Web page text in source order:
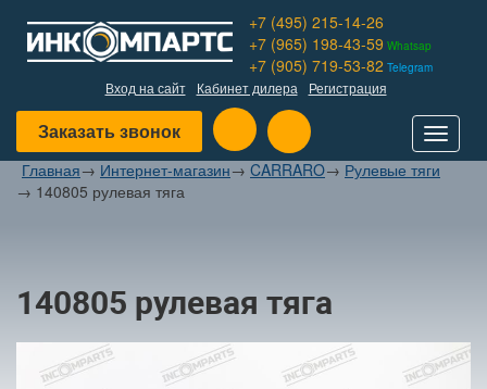
+7 (495) 215-14-26
+7 (965) 198-43-59 Whatsap
+7 (905) 719-53-82 Telegram
Вход на сайт Кабинет дилера Регистрация
Заказать звонок
Toggle
Главная→ Интернет-магазин→ CARRARO→ Рулевые тяги
→ 140805 рулевая тяга
140805 рулевая тяга